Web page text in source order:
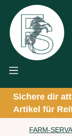
Zum Hauptinhalt
Sichere dir
Artikel für
FARM-